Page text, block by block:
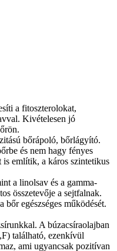
a fitoszterolokat,
Kivételesen jó
bőrápoló, bőrlágyító.
és nem hagy fényes
említik, a káros szintetikus
a linolsav és a gamma-
összetevője a sejtfalnak.
bőr egészséges működését.
A búzacsíraolajban
található, ezenkívül
ami ugyancsak pozitívan